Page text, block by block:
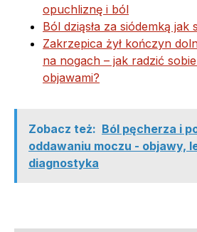
opuchliznę i ból
Ból dziąsła za siódemką jak
Zakrzepica żył kończyn
na nogach – jak radzić
objawami?
Zobacz też: Ból pęcherza i
oddawaniu moczu - objawy,
diagnostyka